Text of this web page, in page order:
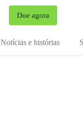
Doe agora
Notícias e histórias